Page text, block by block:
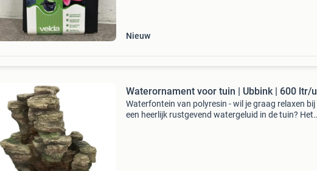
Nieuw
Waterornament voor tuin | Ubbink | 600 ltr/u
Waterfontein van polyresin - wil je graag relaxen bij
een heerlijk rustgevend watergeluid in de tuin? Het